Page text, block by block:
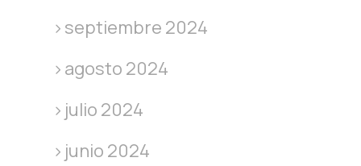
septiembre 2024
agosto 2024
julio 2024
junio 2024